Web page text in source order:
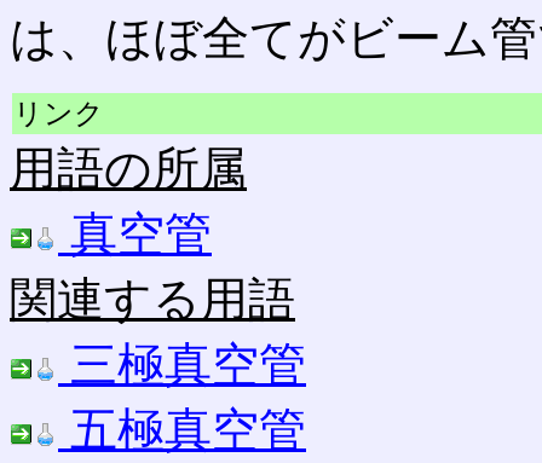
は、ほぼ全てがビーム
リンク
用語の所属
真空管
関連する用語
三極真空管
五極真空管